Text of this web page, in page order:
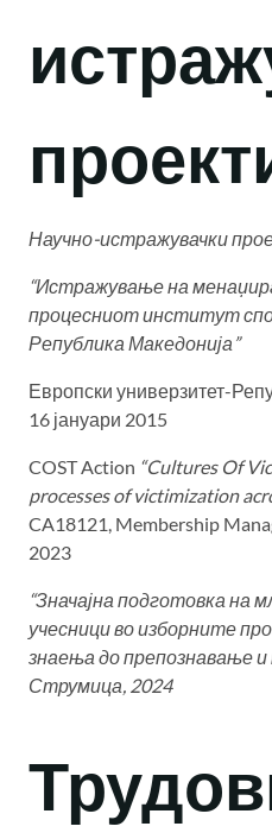
Научно-истражувачки
“Истражување на
процесниот институт
Република Македонија”
Европски универзитет-
16 јануари 2015
COST Action “Cultures Of
processes of victimization
CA18121, Membership
2023
“Значајна подготовка на
учесници во изборните
знаења до препознавање и
Струмица, 2024